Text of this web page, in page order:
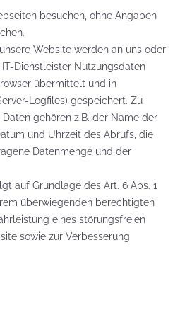
besuchen, ohne Angaben
Website werden an uns oder
Dienstleister Nutzungsdaten
übermittelt und in
Logfiles) gespeichert. Zu
gehören z.B. der Name der
und Uhrzeit des Abrufs, die
Datenmenge und der
auf Grundlage des Art. 6 Abs. 1
überwiegenden berechtigten
eines störungsfreien
sowie zur Verbesserung